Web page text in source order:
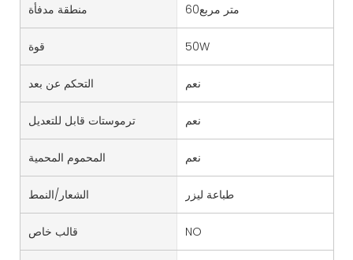
منطقة مدفأة متر مربع60
قوة 50W
التحكم عن بعد نعم
ترموستات قابل للتعديل نعم
المحموم المحمية نعم
الشعار/النمط طباعة ليزر
قالب خاص NO